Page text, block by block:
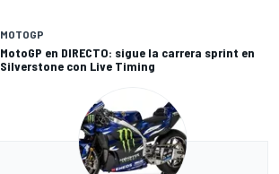
MOTOGP
MotoGP en DIRECTO: sigue la carrera sprint en
Silverstone con Live Timing